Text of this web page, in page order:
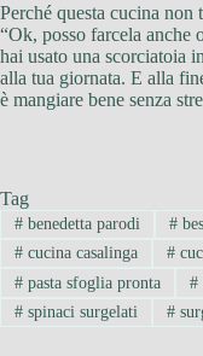
Perché questa cucina
“Ok, posso farcela anche
hai usato una scorciatoia
alla tua giornata. E alla
è mangiare bene senza
Tag
#benedetta parodi #
#cucina casalinga #
#pasta sfoglia pronta #
#spinaci surgelati #